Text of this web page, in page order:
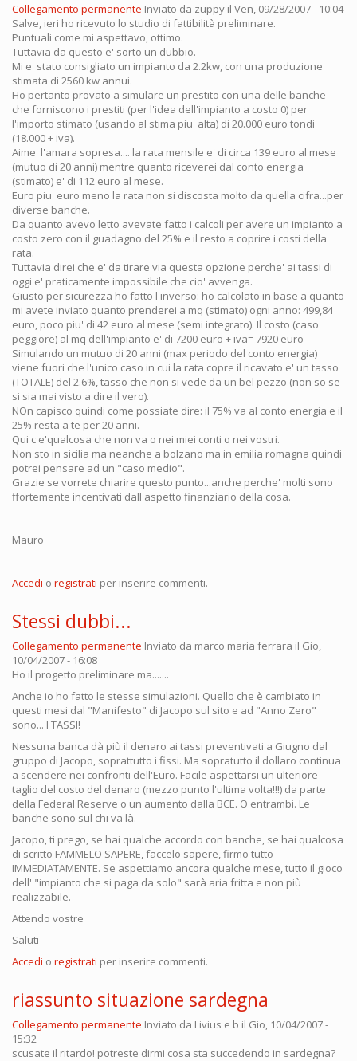
Collegamento permanente Inviato da zuppy il Ven, 09/28/2007 - 10:04
Salve, ieri ho ricevuto lo studio di fattibilità preliminare.
Puntuali come mi aspettavo, ottimo.
Tuttavia da questo e' sorto un dubbio.
Mi e' stato consigliato un impianto da 2.2kw, con una produzione
stimata di 2560 kw annui.
Ho pertanto provato a simulare un prestito con una delle banche
che forniscono i prestiti (per l'idea dell'impianto a costo 0) per
l'importo stimato (usando al stima piu' alta) di 20.000 euro tondi
(18.000 + iva).
Aime' l'amara sopresa.... la rata mensile e' di circa 139 euro al mese
(mutuo di 20 anni) mentre quanto riceverei dal conto energia
(stimato) e' di 112 euro al mese.
Euro piu' euro meno la rata non si discosta molto da quella cifra...per
diverse banche.
Da quanto avevo letto avevate fatto i calcoli per avere un impianto a
costo zero con il guadagno del 25% e il resto a coprire i costi della
rata.
Tuttavia direi che e' da tirare via questa opzione perche' ai tassi di
oggi e' praticamente impossibile che cio' avvenga.
Giusto per sicurezza ho fatto l'inverso: ho calcolato in base a quanto
mi avete inviato quanto prenderei a mq (stimato) ogni anno: 499,84
euro, poco piu' di 42 euro al mese (semi integrato). Il costo (caso
peggiore) al mq dell'impianto e' di 7200 euro + iva= 7920 euro
Simulando un mutuo di 20 anni (max periodo del conto energia)
viene fuori che l'unico caso in cui la rata copre il ricavato e' un tasso
(TOTALE) del 2.6%, tasso che non si vede da un bel pezzo (non so se
si sia mai visto a dire il vero).
NOn capisco quindi come possiate dire: il 75% va al conto energia e il
25% resta a te per 20 anni.
Qui c'e'qualcosa che non va o nei miei conti o nei vostri.
Non sto in sicilia ma neanche a bolzano ma in emilia romagna quindi
potrei pensare ad un "caso medio".
Grazie se vorrete chiarire questo punto...anche perche' molti sono
ffortemente incentivati dall'aspetto finanziario della cosa.
Mauro
Accedi o registrati per inserire commenti.
Stessi dubbi...
Collegamento permanente Inviato da marco maria ferrara il Gio,
10/04/2007 - 16:08
Ho il progetto preliminare ma.......
Anche io ho fatto le stesse simulazioni. Quello che è cambiato in
questi mesi dal "Manifesto" di Jacopo sul sito e ad "Anno Zero"
sono... I TASSI!
Nessuna banca dà più il denaro ai tassi preventivati a Giugno dal
gruppo di Jacopo, soprattutto i fissi. Ma sopratutto il dollaro continua
a scendere nei confronti dell'Euro. Facile aspettarsi un ulteriore
taglio del costo del denaro (mezzo punto l'ultima volta!!!) da parte
della Federal Reserve o un aumento dalla BCE. O entrambi. Le
banche sono sul chi va là.
Jacopo, ti prego, se hai qualche accordo con banche, se hai qualcosa
di scritto FAMMELO SAPERE, faccelo sapere, firmo tutto
IMMEDIATAMENTE. Se aspettiamo ancora qualche mese, tutto il gioco
dell' "impianto che si paga da solo" sarà aria fritta e non più
realizzabile.
Attendo vostre
Saluti
Accedi o registrati per inserire commenti.
riassunto situazione sardegna
Collegamento permanente Inviato da Livius e b il Gio, 10/04/2007 -
15:32
scusate il ritardo! potreste dirmi cosa sta succedendo in sardegna?